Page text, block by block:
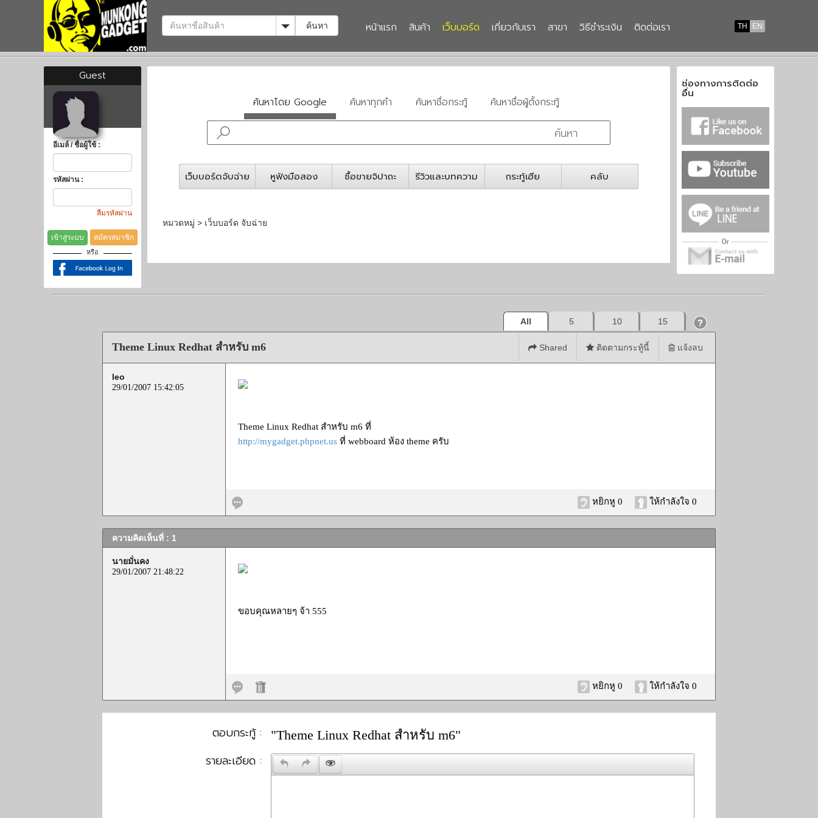
Toggle Dropdown
ค้นหา TH EN
หน้าแรก สินค้า เว็บบอร์ด เกี่ยวกับเรา สาขา วิธีชำระเงิน ติดต่อเรา
Guest
อีเมล์ / ชื่อผู้ใช้ :
รหัสผ่าน :
ลืมรหัสผ่าน
เข้าสู่ระบบ สมัครสมาชิก
หรือ
ค้นหาโดย Google ค้นหาทุกคำ ค้นหาชื่อกระทู้ ค้นหาชื่อผู้ตั้งกระทู้
เว็บบอร์ดจับฉ่าย หูฟังมือสอง ซื้อขายจิปาถะ รีวิวและบทความ กระทู้เฮีย คลับ
หมวดหมู่ > เว็บบอร์ด จับฉ่าย
ช่องทางการติดต่อ
อื่น
All 5 10 15
Theme Linux Redhat สำหรับ m6 Shared ติดตามกระทู้นี้ แจ้งลบ
leo
29/01/2007 15:42:05
Theme Linux Redhat สำหรับ m6 ที่
http://mygadget.phpnet.us ที่ webboard ห้อง theme ครับ
ให้กำลังใจ 0
หยิกหู 0
ความคิดเห็นที่ : 1
นายมั่นคง
29/01/2007 21:48:22
ขอบคุณหลายๆ จ้า 555
ให้กำลังใจ 0
หยิกหู 0
ตอบกระทู้ : "Theme Linux Redhat สำหรับ m6"
รายละเอียด :